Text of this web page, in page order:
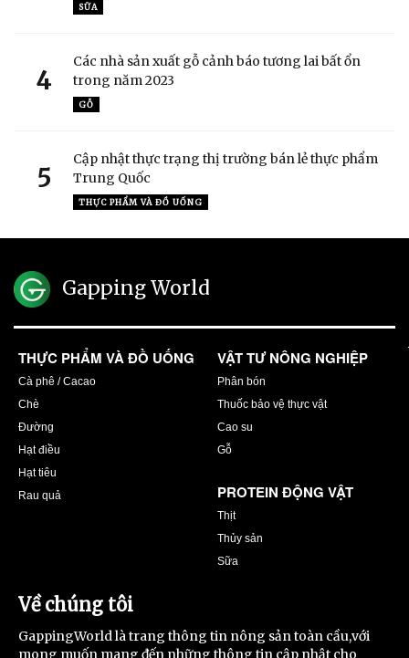
SỮA
4
Các nhà sản xuất gỗ cảnh báo tương lai bất ổn
trong năm 2023
GỖ
5
Cập nhật thực trạng thị trường bán lẻ thực phẩm
Trung Quốc
THỰC PHẨM VÀ ĐỒ UỐNG
Gapping World
THỰC PHẨM VÀ ĐỒ UỐNG
Cà phê / Cacao
Chè
Đường
Hạt điều
Hạt tiêu
Rau quả
VẬT TƯ NÔNG NGHIỆP
Phân bón
Thuốc bảo vệ thực vật
Cao su
Gỗ
PROTEIN ĐỘNG VẬT
Thịt
Thủy sản
Sữa
Về chúng tôi
GappingWorld là trang thông tin nông sản toàn cầu,với